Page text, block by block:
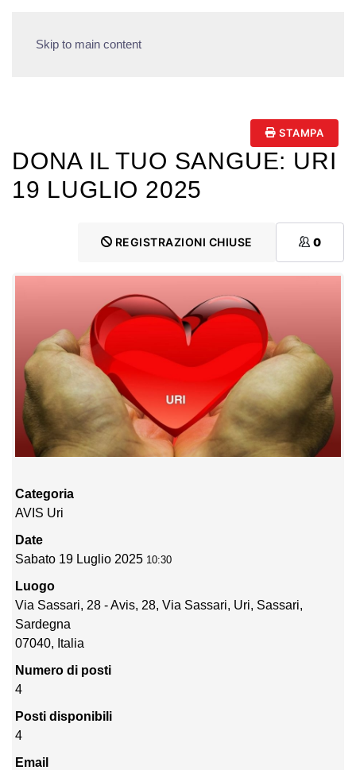
Skip to main content
STAMPA
DONA IL TUO SANGUE: URI
19 LUGLIO 2025
REGISTRAZIONI CHIUSE 0
Categoria
AVIS Uri
Date
Sabato 19 Luglio 2025 10:30
Luogo
Via Sassari, 28 - Avis, 28, Via Sassari, Uri, Sassari,
Sardegna
07040, Italia
Numero di posti
4
Posti disponibili
4
Email